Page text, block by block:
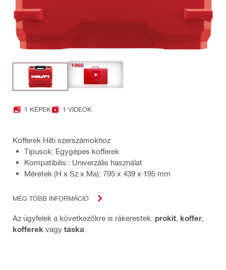
1 KÉPEK 1 VIDEÓK
Kofferek Hilti szerszámokhoz
Típusok: Egygépes kofferek
Kompatibilis:: Univerzális használat
Méretek (H x Sz x Ma): 795 x 439 x 195 mm
MÉG TÖBB INFORMÁCIÓ
Az ügyfelek a következőkre is rákerestek: prokit koffer
kofferek vagy táska